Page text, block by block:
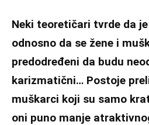
Neki teoretičari tvrde da
odnosno da se žene i
predodređeni da budu
karizmatični… Postoje
muškarci koji su samo
oni puno manje